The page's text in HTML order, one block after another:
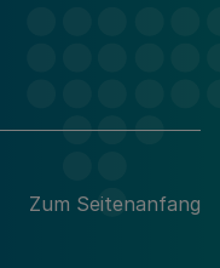
Zum Seitenanfang